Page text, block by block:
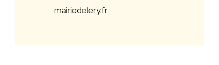
mairiedelery.fr